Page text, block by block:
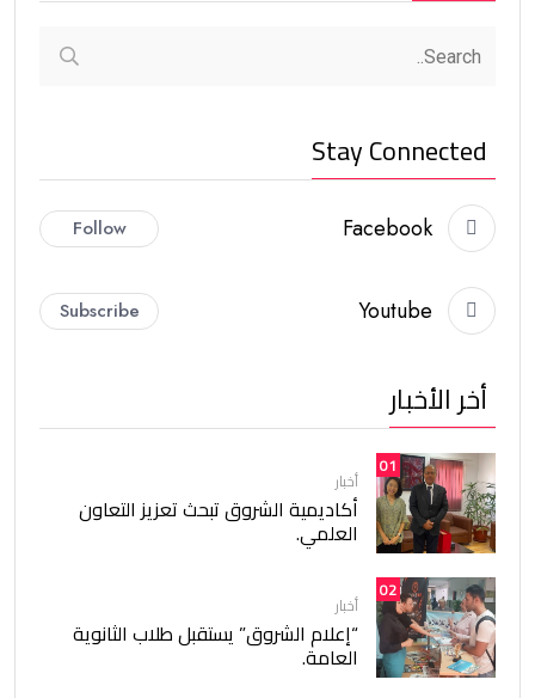
Stay Connected
Facebook
Follow
Youtube
Subscribe
أخر الأخبار
01
أخبار
أكاديمية الشروق تبحث تعزيز التعاون
العلمي.
02
أخبار
“إعلام الشروق” يستقبل طلاب الثانوية
العامة.